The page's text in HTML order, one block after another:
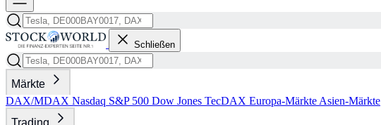
Schließen
Märkte
DAX/MDAX Nasdaq S&P 500 Dow Jones TecDAX Europa-Märkte Asien-Märkte
Trading